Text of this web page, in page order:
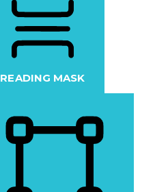
READING MASK